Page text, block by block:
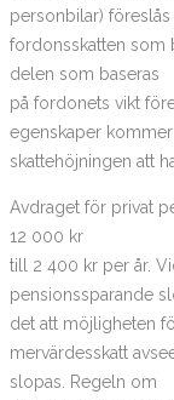
personbilar)
fordonsskatten som
delen som baseras
på fordonets vikt
egenskaper kommer
skattehöjningen att
Avdraget för privat
12 000 kr
till 2 400 kr per år.
pensionssparande
det att möjligheten
mervärdesskatt
slopas. Regeln om